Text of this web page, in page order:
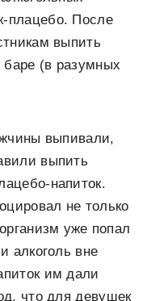
плацебо. После
выпить
баре (в разумных
выпивали,
выпить
напиток.
не только
уже попал
алкоголь вне
им дали
что для девушек